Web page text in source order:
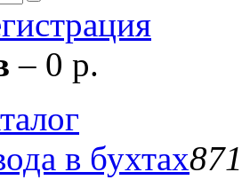
– 0 р.
в бухтах